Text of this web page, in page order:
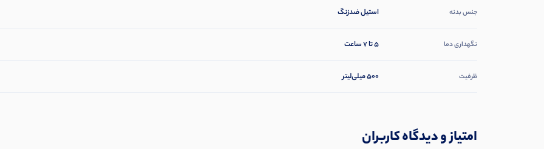
جنس بدنه استیل ضدزنگ
نگهداری دما 5 تا 7 ساعت
ظرفیت 500 میلی‌لیتر
امتیاز و دیدگاه کاربران